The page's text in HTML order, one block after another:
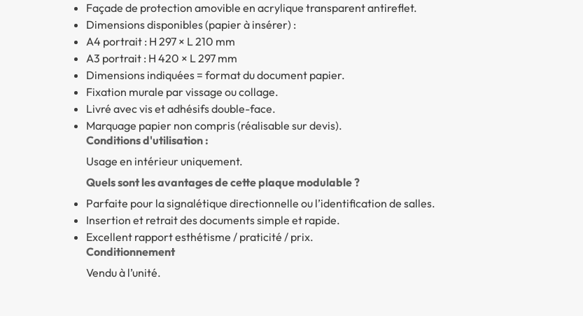
Façade de protection amovible en acrylique transparent antireflet.
Dimensions disponibles (papier à insérer) :
A4 portrait : H 297 × L 210 mm
A3 portrait : H 420 × L 297 mm
Dimensions indiquées = format du document papier.
Fixation murale par vissage ou collage.
Livré avec vis et adhésifs double-face.
Marquage papier non compris (réalisable sur devis).
Conditions d'utilisation :
Usage en intérieur uniquement.
Quels sont les avantages de cette plaque modulable ?
Parfaite pour la signalétique directionnelle ou l’identification de salles.
Insertion et retrait des documents simple et rapide.
Excellent rapport esthétisme / praticité / prix.
Conditionnement
Vendu à l’unité.